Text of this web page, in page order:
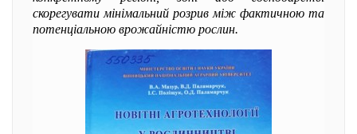
скорегувати мінімальний розрив між фактичною та
потенціальною врожайністю рослин.